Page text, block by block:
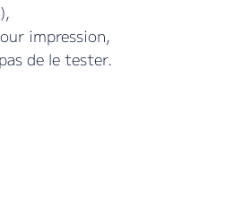
impression,
de le tester.